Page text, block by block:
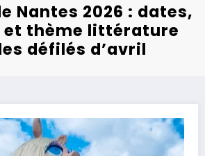
Nantes 2026 : dates,
et thème littérature
défilés d’avril